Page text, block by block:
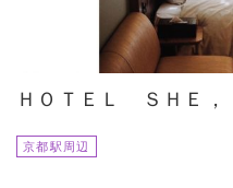
ＨＯＴＥＬ ＳＨＥ
京都駅周辺